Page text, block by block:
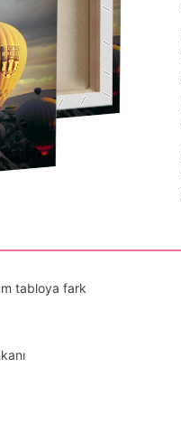
tabloya fark